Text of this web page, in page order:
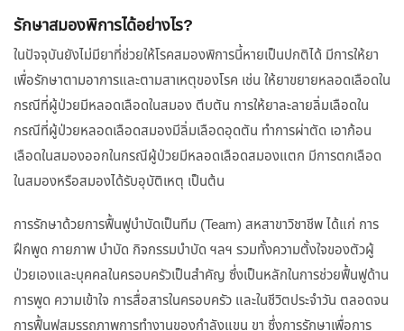
รักษาสมองพิการได้อย่างไร?
ในปัจจุบันยังไม่มียาที่ช่วยให้โรคสมองพิการนี้หายเป็นปกติได้ มีการให้ยา
เพื่อรักษาตามอาการและตามสาเหตุของโรค เช่น ให้ยาขยายหลอดเลือดใน
กรณีที่ผู้ป่วยมีหลอดเลือดในสมอง ตีบตัน การให้ยาละลายลิ่มเลือดใน
กรณีที่ผู้ป่วยหลอดเลือดสมองมีลิ่มเลือดอุดตัน ทำการผ่าตัด เอาก้อน
เลือดในสมองออกในกรณีผู้ป่วยมีหลอดเลือดสมองแตก มีการตกเลือด
ในสมองหรือสมองได้รับอุบัติเหตุ เป็นต้น
การรักษาด้วยการฟื้นฟูบำบัดเป็นทีม (Team) สหสาขาวิชาชีพ ได้แก่ การ
ฝึกพูด กายภาพ บำบัด กิจกรรมบำบัด ฯลฯ รวมทั้งความตั้งใจของตัวผู้
ป่วยเองและบุคคลในครอบครัวเป็นสำคัญ ซึ่งเป็นหลักในการช่วยฟื้นฟูด้าน
การพูด ความเข้าใจ การสื่อสารในครอบครัว และในชีวิตประจำวัน ตลอดจน
การฟื้นฟูสมรรถภาพการทำงานของกำลังแขน ขา ซึ่งการรักษาเพื่อการ